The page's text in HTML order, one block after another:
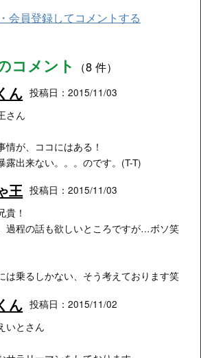
会員登録してコメントする
コメント （8 件）
ん 投稿日：2015/11/03
さん
情が、ココにはある！
露出来ない。。。のです。(T-T)
王 投稿日：2015/11/03
貴！
過程の話も欲しいところですが…ボソ笑
は乗るしかない、そう考えております笑
ん 投稿日：2015/11/02
いとさん